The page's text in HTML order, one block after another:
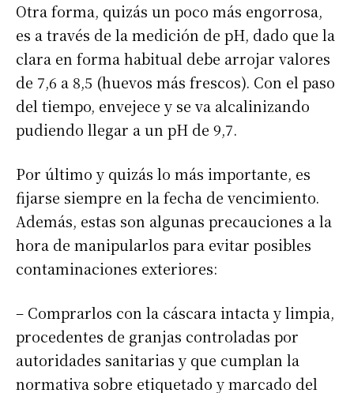
Otra forma, quizás un poco más engorrosa,
es a través de la medición de pH, dado que la
clara en forma habitual debe arrojar valores
de 7,6 a 8,5 (huevos más frescos). Con el paso
del tiempo, envejece y se va alcalinizando
pudiendo llegar a un pH de 9,7.
Por último y quizás lo más importante, es
fijarse siempre en la fecha de vencimiento.
Además, estas son algunas precauciones a la
hora de manipularlos para evitar posibles
contaminaciones exteriores:
– Comprarlos con la cáscara intacta y limpia,
procedentes de granjas controladas por
autoridades sanitarias y que cumplan la
normativa sobre etiquetado y marcado del